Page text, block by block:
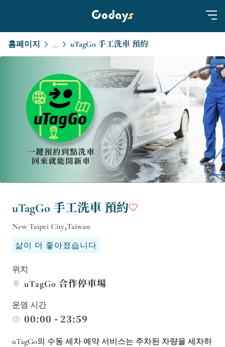
홈페이지 ... uTagGo 手工洗車 預約
uTagGo 手工洗車 預約
New Taipei City,Taiwan
삶이 더 좋아졌습니다
위치
uTagGo 合作停車場
운영 시간
00:00 - 23:59
uTagGo의 수동 세차 예약 서비스는 주차된 차량을 세차하